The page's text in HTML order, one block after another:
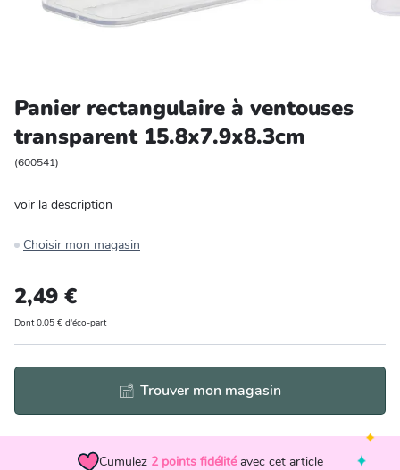
Entretien et rangement
Animalerie
Bricolage et auto
Jardin et plein air
Panier rectangulaire à ventouses
transparent 15.8x7.9x8.3cm
(600541)
voir la description
Choisir mon magasin
2,49 €
Dont 0,05 € d'éco-part
Trouver mon magasin
Cumulez 2 points fidélité avec cet article